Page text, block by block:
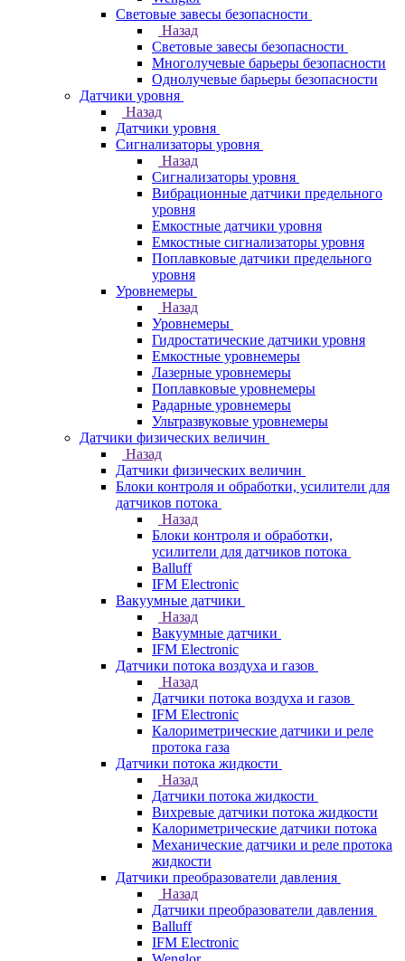
Световые завесы безопасности
Назад
Световые завесы безопасности
Многолучевые барьеры безопасности
Однолучевые барьеры безопасности
Датчики уровня
Назад
Датчики уровня
Сигнализаторы уровня
Назад
Сигнализаторы уровня
Вибрационные датчики предельного
уровня
Емкостные датчики уровня
Емкостные сигнализаторы уровня
Поплавковые датчики предельного
уровня
Уровнемеры
Назад
Уровнемеры
Гидростатические датчики уровня
Емкостные уровнемеры
Лазерные уровнемеры
Поплавковые уровнемеры
Радарные уровнемеры
Ультразвуковые уровнемеры
Датчики физических величин
Назад
Датчики физических величин
Блоки контроля и обработки, усилители для
датчиков потока
Назад
Блоки контроля и обработки,
усилители для датчиков потока
Balluff
IFM Electronic
Вакуумные датчики
Назад
Вакуумные датчики
IFM Electronic
Датчики потока воздуха и газов
Назад
Датчики потока воздуха и газов
IFM Electronic
Калориметрические датчики и реле
протока газа
Датчики потока жидкости
Назад
Датчики потока жидкости
Вихревые датчики потока жидкости
Калориметрические датчики потока
Механические датчики и реле протока
жидкости
Датчики преобразователи давления
Назад
Датчики преобразователи давления
Balluff
IFM Electronic